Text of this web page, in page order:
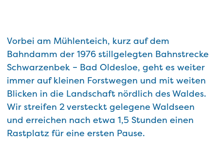
Vorbei am Mühlenteich, kurz auf dem
Bahndamm der 1976 stillgelegten Bahnstrecke
Schwarzenbek – Bad Oldesloe, geht es weiter
immer auf kleinen Forstwegen und mit weiten
Blicken in die Landschaft nördlich des Waldes.
Wir streifen 2 versteckt gelegene Waldseen
und erreichen nach etwa 1,5 Stunden einen
Rastplatz für eine ersten Pause.